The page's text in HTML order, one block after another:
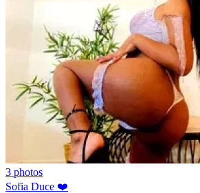
3 photos
Sofia Duce ❤️